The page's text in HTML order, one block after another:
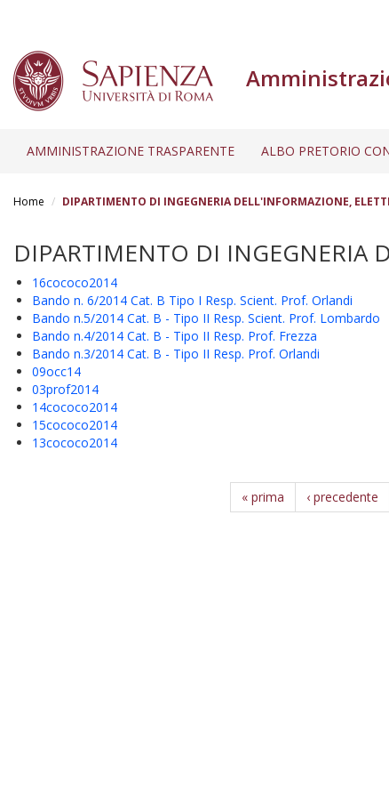
AMMINISTRAZIONE TRASPARENTE ALBO PRETORIO
Home DIPARTIMENTO DI INGEGNERIA DELL'INFORMAZIONE,
DIPARTIMENTO DI INGEGNERIA
16cococo2014
Bando n. 6/2014 Cat. B Tipo I Resp. Scient. Prof. Orlandi
Bando n.5/2014 Cat. B - Tipo II Resp. Scient. Prof. Lombardo
Bando n.4/2014 Cat. B - Tipo II Resp. Prof. Frezza
Bando n.3/2014 Cat. B - Tipo II Resp. Prof. Orlandi
09occ14
03prof2014
14cococo2014
15cococo2014
13cococo2014
« prima ‹ precedente